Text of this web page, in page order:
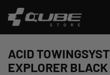
ACID
EXPLORER BLACK